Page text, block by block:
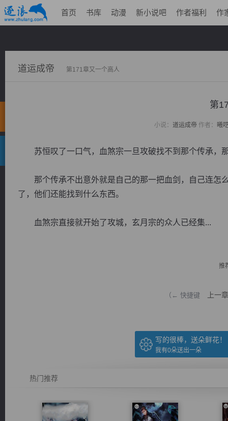
首页 书库 动漫 新小说吧 作者福利 作
道运成帝 第171章又一个高人
第
小说： 道运成帝 作者： 曦
苏恒叹了一口气，血煞宗一旦攻破找不到那个传承，
那个传承不出意外就是自己的那一把血剑，自己连怎
了，他们还能找到什么东西。
血煞宗直接就开始了攻城，玄月宗的众人已经集...
推
（← 快捷键 上一章
写的很棒，送朵鲜花！
我有0朵送出一朵
热门推荐